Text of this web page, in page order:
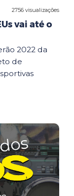
2756 visualizações
vai até o
2022 da
de